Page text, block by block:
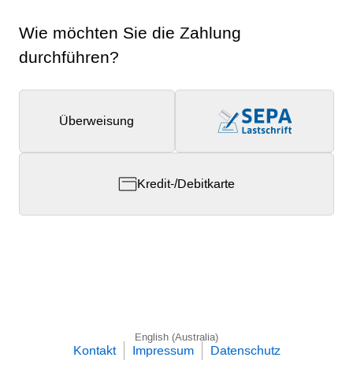
Wie möchten Sie die Zahlung
durchführen?
Überweisung
Kredit-/Debitkarte
English (Australia)
Kontakt Impressum Datenschutz